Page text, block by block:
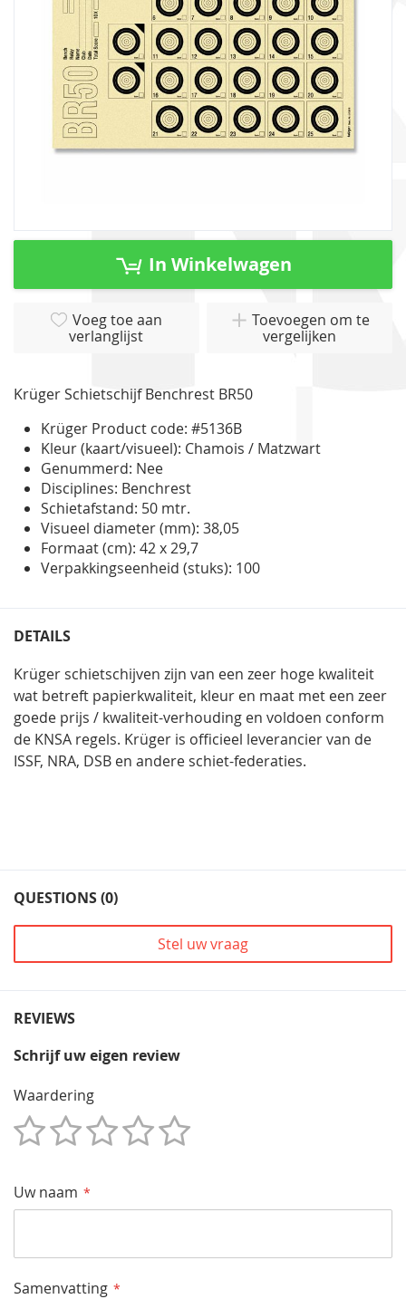
Ga
In Winkelwagen
Voeg toe aan
verlanglijst
Toevoegen om te
vergelijken
Krüger Schietschijf Benchrest BR50
Krüger Product code: #5136B
Kleur (kaart/visueel): Chamois / Matzwart
Genummerd: Nee
Disciplines: Benchrest
Schietafstand: 50 mtr.
Visueel diameter (mm): 38,05
Formaat (cm): 42 x 29,7
Verpakkingseenheid (stuks): 100
DETAILS
Krüger schietschijven zijn van een zeer hoge kwaliteit
wat betreft papierkwaliteit, kleur en maat met een zeer
goede prijs / kwaliteit-verhouding en voldoen conform
de KNSA regels. Krüger is officieel leverancier van de
ISSF, NRA, DSB en andere schiet-federaties.
QUESTIONS (0)
Stel uw vraag
REVIEWS
Schrijf uw eigen review
Waardering
Uw naam
Samenvatting